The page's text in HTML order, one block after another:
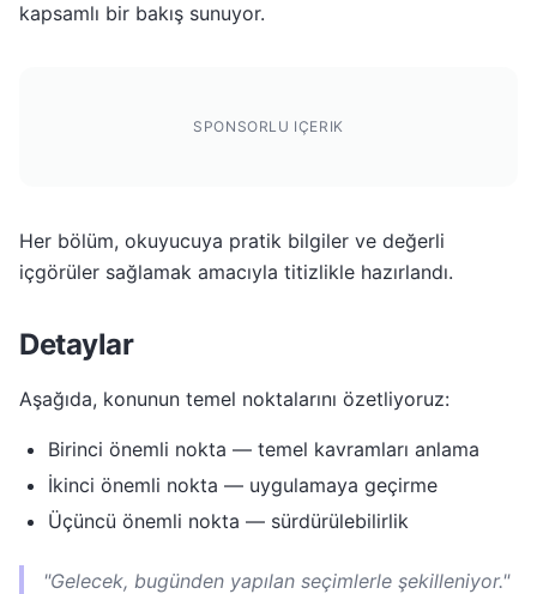
kapsamlı bir bakış sunuyor.
SPONSORLU IÇERIK
Her bölüm, okuyucuya pratik bilgiler ve değerli
içgörüler sağlamak amacıyla titizlikle hazırlandı.
Detaylar
Aşağıda, konunun temel noktalarını özetliyoruz:
Birinci önemli nokta — temel kavramları anlama
İkinci önemli nokta — uygulamaya geçirme
Üçüncü önemli nokta — sürdürülebilirlik
"Gelecek, bugünden yapılan seçimlerle şekilleniyor."